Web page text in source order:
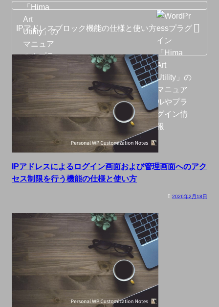
IPアドレスブロック機能の仕様と使い方
IPアドレスによるログイン画面および管理画面へのアク
セス制限を行う機能の仕様と使い方
2026年2月18日